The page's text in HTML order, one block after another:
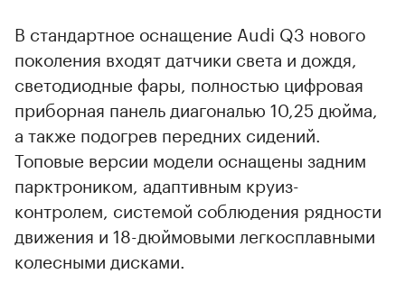
В стандартное оснащение Audi Q3 нового
поколения входят датчики света и дождя,
светодиодные фары, полностью цифровая
приборная панель диагональю 10,25 дюйма,
а также подогрев передних сидений.
Топовые версии модели оснащены задним
парктроником, адаптивным круиз-
контролем, системой соблюдения рядности
движения и 18-дюймовыми легкосплавными
колесными дисками.